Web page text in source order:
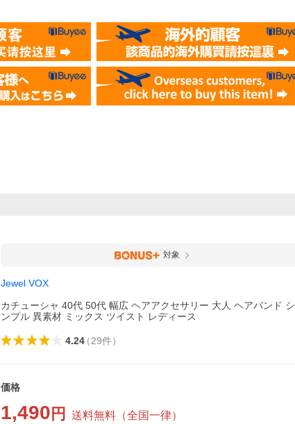
対象
Jewel VOX
カチューシャ 40代 50代 幅広 ヘアアクセサリー 大人 ヘアバンド シ
ンプル 異素材 ミックス ツイスト レディース
4.24（29件）
価格
1,490 円 送料無料 （全国一律）